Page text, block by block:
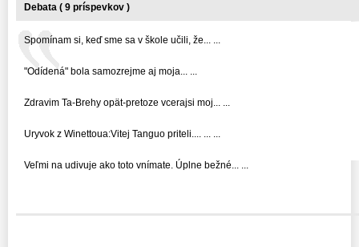
Debata ( 9 príspevkov )
Spomínam si, keď sme sa v škole učili, že... ...
"Odídená" bola samozrejme aj moja... ...
Zdravim Ta-Brehy opät-pretoze vcerajsi moj... ...
Uryvok z Winettoua:Vitej Tanguo priteli.... ... ...
Veľmi na udivuje ako toto vnímate. Úplne bežné... ...